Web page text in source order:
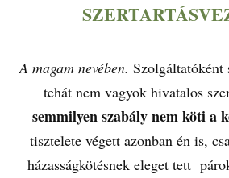
A magam nevében. Szolgáltatóként
tehát nem vagyok hivatalos
semmilyen szabály nem köti a
tisztelete végett azonban én is,
házasságkötésnek eleget tett